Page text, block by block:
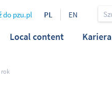
Local content Kariera
do pzu.pl PL EN
rok